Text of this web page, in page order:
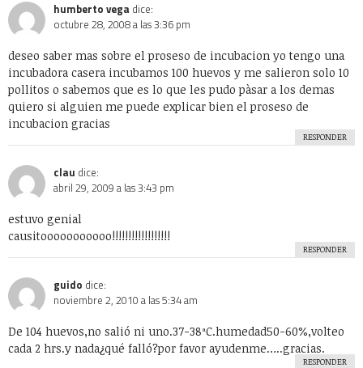
humberto vega dice:
octubre 28, 2008 a las 3:36 pm
deseo saber mas sobre el proseso de incubacion yo tengo una
incubadora casera incubamos 100 huevos y me salieron solo 10
pollitos o sabemos que es lo que les pudo pàsar a los demas
quiero si alguien me puede explicar bien el proseso de
incubacion gracias
RESPONDER
clau dice:
abril 29, 2009 a las 3:43 pm
estuvo genial
causitooooooooooo!!!!!!!!!!!!!!!!!!
RESPONDER
guido dice:
noviembre 2, 2010 a las 5:34 am
De 104 huevos,no salió ni uno.37-38ªC.humedad50-60%,volteo
cada 2 hrs.y nada¿qué falló?por favor ayudenme…..gracias.
RESPONDER